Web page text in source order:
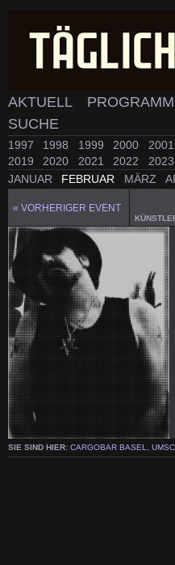
AKTUELL PROGRAMM
SUCHE
1997 1998 1999 2000 2001
2019
2020 2021 2022 2023
JANUAR
FEBRUAR MÄRZ
« VORHERIGER EVENT
SIE SIND HIER: CARGOBAR BASEL,